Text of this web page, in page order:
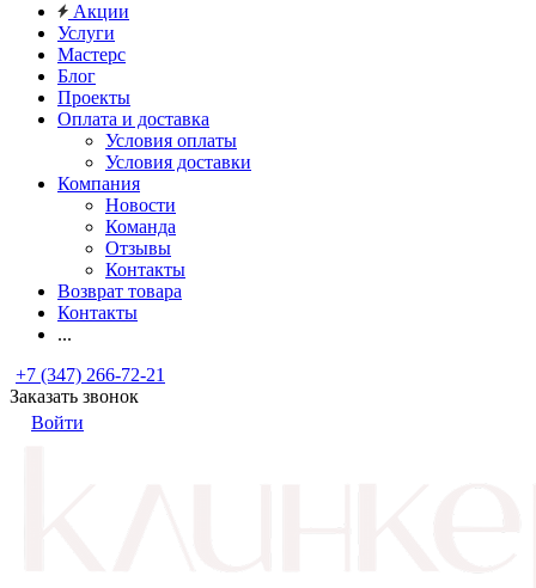
Акции
Услуги
Мастерс
Блог
Проекты
Оплата и доставка
Условия оплаты
Условия доставки
Компания
Новости
Команда
Отзывы
Контакты
Возврат товара
Контакты
...
+7 (347) 266-72-21
Заказать звонок
Войти